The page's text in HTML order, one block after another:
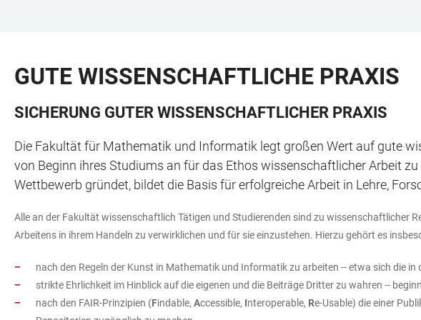
BARRIEREFREIHEIT
GUTE WISSENSCHAFTLICHE PRAXIS
SICHERUNG GUTER WISSENSCHAFTLICHER PRAXIS
Die Fakultät für Mathematik und Informatik legt großen Wert auf gute
von Beginn ihres Studiums an für das Ethos wissenschaftlicher Arbeit
Wettbewerb gründet, bildet die Basis für erfolgreiche Arbeit in Lehre,
Alle an der Fakultät wissenschaftlich Tätigen und Studierenden sind zu wissenschaftlicher
Arbeitens in ihrem Handeln zu verwirklichen und für sie einzustehen. Hierzu gehört es
nach den Regeln der Kunst in Mathematik und Informatik zu arbeiten -- etwa sich die
strikte Ehrlichkeit im Hinblick auf die eigenen und die Beiträge Dritter zu wahren --
nach den FAIR-Prinzipien (Findable, Accessible, Interoperable, Re-Usable) die einer